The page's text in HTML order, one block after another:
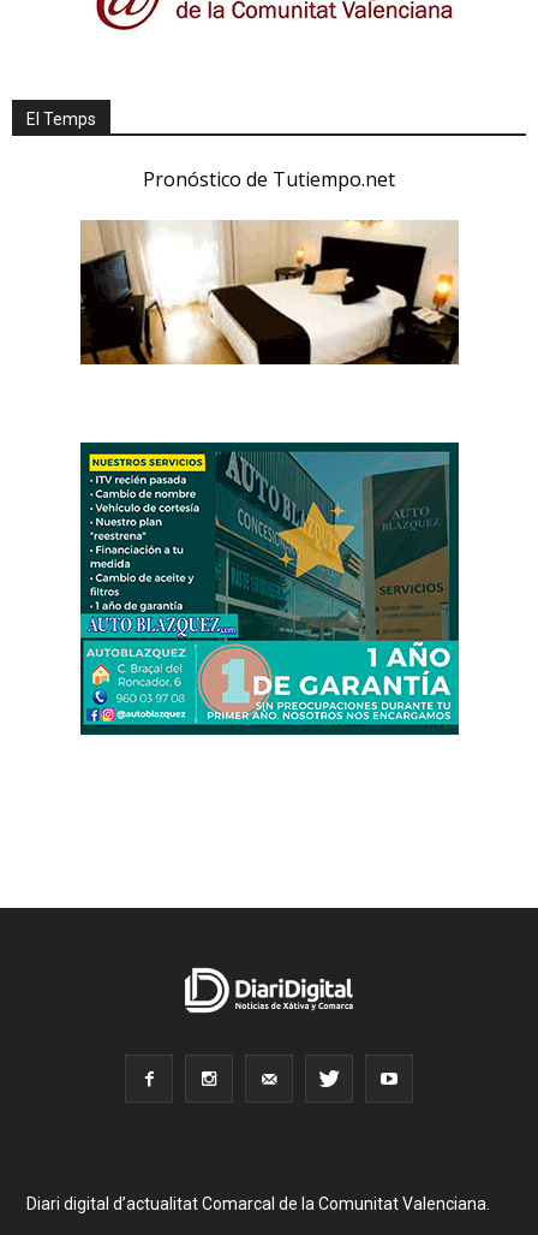
El Temps
Pronóstico de Tutiempo.net
Diari digital d’actualitat Comarcal de la Comunitat Valenciana.